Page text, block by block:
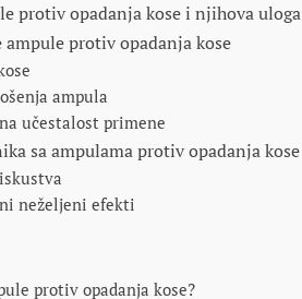
protiv opadanja kose i njihova uloga
ampule protiv opadanja kose
ampula
učestalost primene
sa ampulama protiv opadanja kose
neželjeni efekti
protiv opadanja kose?